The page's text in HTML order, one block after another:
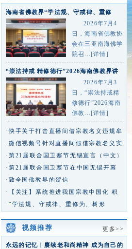
海南省佛教界“学法规、守戒律、重修
为、树形象”主题教育活动总2026年7月4
日，海南省佛教协
会在三亚南海佛学
院召...[详情]
“崇法持戒 精修德行”2026海南佛教界讲
经交流活动在三亚
2026年7月3
日，“崇法持戒精
修德行”2026海南
佛教...[详情]
·快手关于打击直播间借宗教名义违规牟
利行为的专项治理公告
·微信视频号针对直播间假借宗教名义实
施违规行为的治理公告
·第21届联合国卫塞节无锡宣言（中文）
·第21届联合国卫塞节在中国无锡开幕
王沪宁致信祝贺
·致全国佛教界的贺信
·【关注】系统推进我国宗教中国化 积
极引导宗教与社会主义社会相
·“学法规、守戒律、重修为、树形
象”——2026年海南省佛教界执事
视频推荐 更多>>
永远的记忆｜赓续老和尚精神 成为自己的